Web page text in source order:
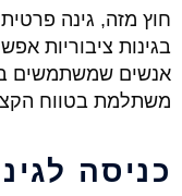
חוץ מזה, גינה
בגינות ציבוריות
אנשים שמשתמשים
משתלמת בטווח
כניסה